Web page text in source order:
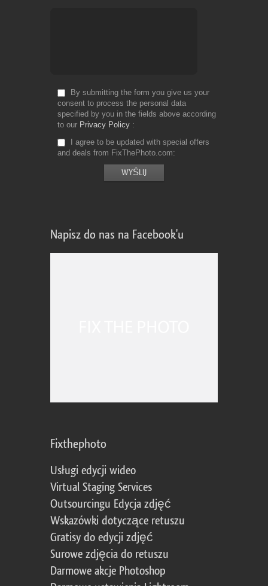
By submitting the form you give us your
consent to process the personal data
specified by you in the fields above according
to our Privacy Policy
I agree to be updated with special offers
and deals from FixThePhoto.com
Napisz do nas na Facebook'u
Fixthephoto
Usługi edycji wideo
Virtual Staging Services
Outsourcingu Edycja zdjęć
Wskazówki dotyczące retuszu
Gratisy do edycji zdjęć
Surowe zdjęcia do retuszu
Darmowe akcje Photoshop